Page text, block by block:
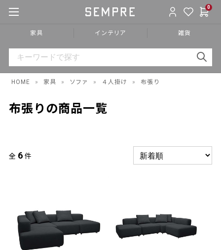
0
家具 インテリア 雑貨
HOME » 家具 » ソファ » ４人掛け » 布張り
布張りの商品一覧
全 6 件